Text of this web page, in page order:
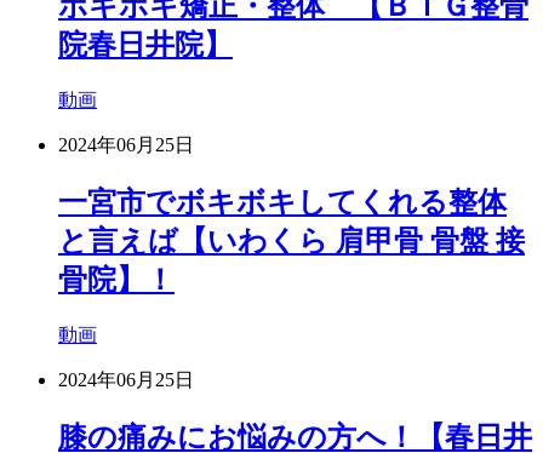
ボキボキ矯正・整体 【ＢＴＧ整骨
院春日井院】
動画
2024年06月25日
一宮市でボキボキしてくれる整体
と言えば【いわくら 肩甲骨 骨盤 接
骨院】！
動画
2024年06月25日
膝の痛みにお悩みの方へ！【春日井